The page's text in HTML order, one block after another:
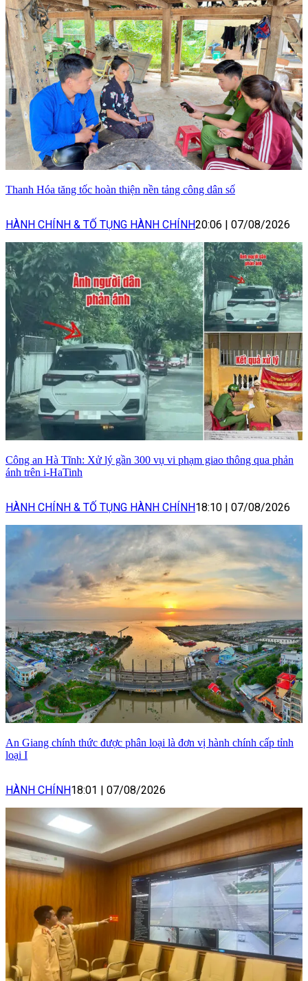
Thanh Hóa tăng tốc hoàn thiện nền tảng công dân số
HÀNH CHÍNH & TỐ TỤNG HÀNH CHÍNH20:06 07/08/2026
Công an Hà Tĩnh: Xử lý gần 300 vụ vi phạm giao thông qua phản
ánh trên i-HaTinh
HÀNH CHÍNH & TỐ TỤNG HÀNH CHÍNH18:10 07/08/2026
An Giang chính thức được phân loại là đơn vị hành chính cấp tỉnh
loại I
HÀNH CHÍNH18:01 07/08/2026